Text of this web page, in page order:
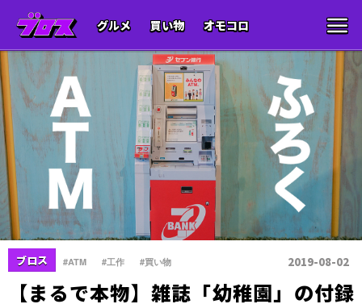
グルメ 買い物 オモコロ
ブロス #ATM #工作 #買い物 2019-08-02
【まるで本物】雑誌「幼稚園」の付録